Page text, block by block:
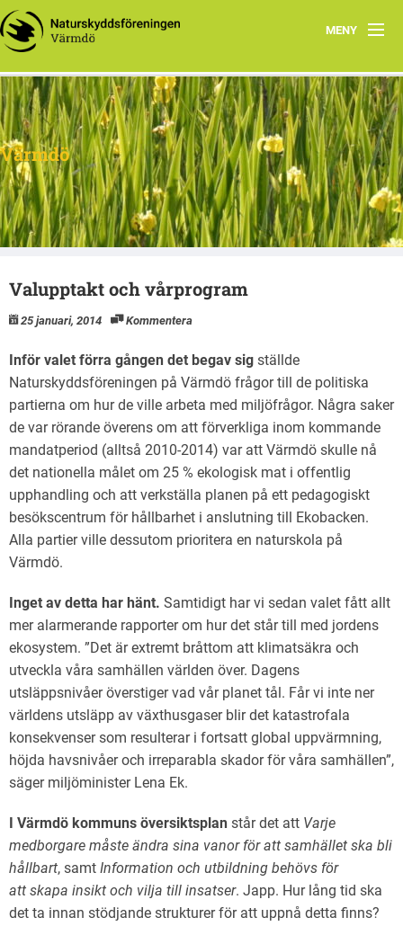
MENY
Hem
Om oss
Facebook
Program
Dokument
Värmdö
Valupptakt och vårprogram
25 januari, 2014 Kommentera
Inför valet förra gången det begav sig ställde
Naturskyddsföreningen på Värmdö frågor till de politiska
partierna om hur de ville arbeta med miljöfrågor. Några saker
de var rörande överens om att förverkliga inom kommande
mandatperiod (alltså 2010-2014) var att Värmdö skulle nå
det nationella målet om 25 % ekologisk mat i offentlig
upphandling och att verkställa planen på ett pedagogiskt
besökscentrum för hållbarhet i anslutning till Ekobacken.
Alla partier ville dessutom prioritera en naturskola på
Värmdö.
Inget av detta har hänt. Samtidigt har vi sedan valet fått allt
mer alarmerande rapporter om hur det står till med jordens
ekosystem. ”Det är extremt bråttom att klimatsäkra och
utveckla våra samhällen världen över. Dagens
utsläppsnivåer överstiger vad vår planet tål. Får vi inte ner
världens utsläpp av växthusgaser blir det katastrofala
konsekvenser som resulterar i fortsatt global uppvärmning,
höjda havsnivåer och irreparabla skador för våra samhällen”,
säger miljöminister Lena Ek.
I Värmdö kommuns översiktsplan står det att Varje
medborgare måste ändra sina vanor för att samhället ska bli
hållbart, samt Information och utbildning behövs för
att skapa insikt och vilja till insatser. Japp. Hur lång tid ska
det ta innan stödjande strukturer för att uppnå detta finns?